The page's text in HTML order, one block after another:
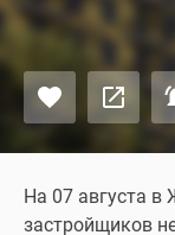
На 07 августа
застройщиков